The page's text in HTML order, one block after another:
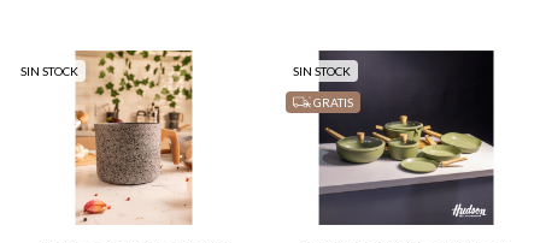
SIN STOCK SIN STOCK
GRATIS